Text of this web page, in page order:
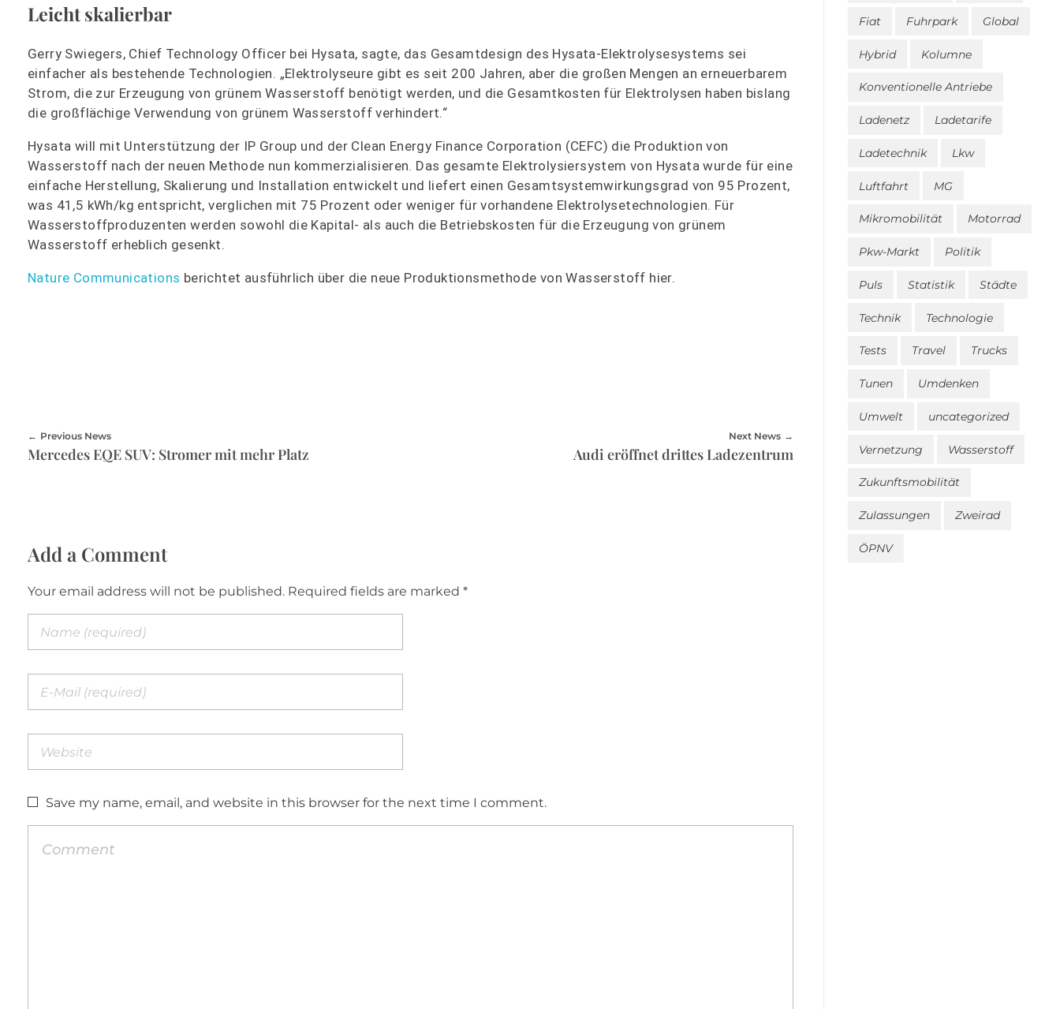
Leicht skalierbar
Gerry Swiegers, Chief Technology Officer bei Hysata, sagte, das Gesamtdesign des Hysata-Elektrolysesystems sei
einfacher als bestehende Technologien. „Elektrolyseure gibt es seit 200 Jahren, aber die großen Mengen an erneuerbarem
Strom, die zur Erzeugung von grünem Wasserstoff benötigt werden, und die Gesamtkosten für Elektrolysen haben bislang
die großflächige Verwendung von grünem Wasserstoff verhindert.“
Hysata will mit Unterstützung der IP Group und der Clean Energy Finance Corporation (CEFC) die Produktion von
Wasserstoff nach der neuen Methode nun kommerzialisieren. Das gesamte Elektrolysiersystem von Hysata wurde für eine
einfache Herstellung, Skalierung und Installation entwickelt und liefert einen Gesamtsystemwirkungsgrad von 95 Prozent,
was 41,5 kWh/kg entspricht, verglichen mit 75 Prozent oder weniger für vorhandene Elektrolysetechnologien. Für
Wasserstoffproduzenten werden sowohl die Kapital- als auch die Betriebskosten für die Erzeugung von grünem
Wasserstoff erheblich gesenkt.
Nature Communications berichtet ausführlich über die neue Produktionsmethode von Wasserstoff hier.
Previous News
Mercedes EQE SUV: Stromer mit mehr Platz
Next News
Audi eröffnet drittes Ladezentrum
Add a Comment
Your email address will not be published. Required fields are marked *
Save my name, email, and website in this browser for the next time I comment.
Fiat Fuhrpark Global
Hybrid Kolumne
Konventionelle Antriebe
Ladenetz Ladetarife
Ladetechnik Lkw
Luftfahrt MG
Mikromobilität Motorrad
Pkw-Markt Politik
Puls Statistik Städte
Technik Technologie
Tests Travel Trucks
Tunen Umdenken
Umwelt uncategorized
Vernetzung Wasserstoff
Zukunftsmobilität
Zulassungen Zweirad
ÖPNV